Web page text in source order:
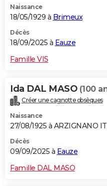
Naissance
18/05/1929 à Brimeux
Décès
18/09/2025 à Eauze
Famille VIS
Ida DAL MASO (100
Créer une cagnotte obsèques
Naissance
27/08/1925 à ARZIGNANO
Décès
09/09/2025 à Eauze
Famille DAL MASO